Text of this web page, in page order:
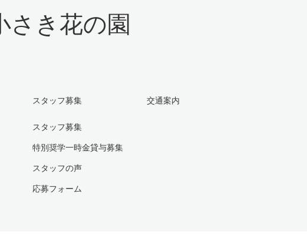
さき花の園
スタッフ募集
スタッフ募集
特別奨学一時金貸与募集
スタッフの声
応募フォーム
交通案内